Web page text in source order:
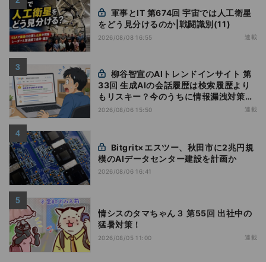
をどう見分けるのか|戦闘識別(11)
2026/08/08 16:55 連載
33回 生成AIの会話履歴は検索履歴より
もリスキー？今のうちに情報漏洩対策を
万全にしておこう
2026/08/06 15:50 連載
模のAIデータセンター建設を計画か
2026/08/06 16:41
情シスのタマちゃん３ 第55回 出社中の
猛暑対策！
2026/08/05 11:00 連載